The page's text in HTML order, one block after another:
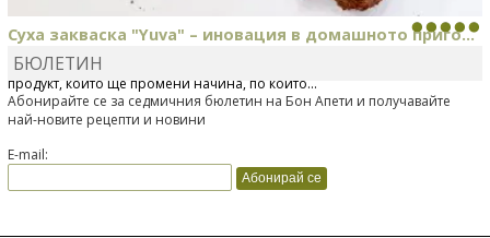
Суха закваска "Yuva" – иновация в домашното приго...
Отскоро Лесафр България стартира предлагането на изцяло нов
продукт, който ще промени начина, по който...
БЮЛЕТИН
Абонирайте се за седмичния бюлетин на Бон Апети и получавайте
най-новите рецепти и новини
E-mail: